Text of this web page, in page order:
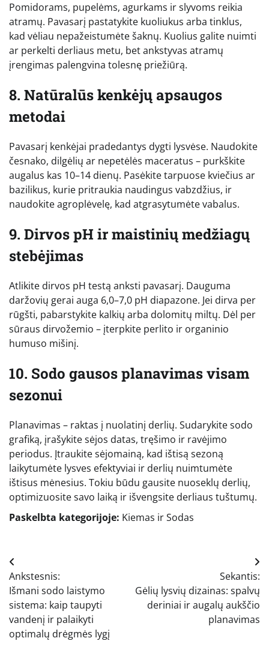
Pomidorams, pupelėms, agurkams ir slyvoms reikia
atramų. Pavasarį pastatykite kuoliukus arba tinklus,
kad vėliau nepažeistumėte šaknų. Kuolius galite nuimti
ar perkelti derliaus metu, bet ankstyvas atramų
įrengimas palengvina tolesnę priežiūrą.
8. Natūralūs kenkėjų apsaugos
metodai
Pavasarį kenkėjai pradedantys dygti lysvėse. Naudokite
česnako, dilgėlių ar nepetėlės maceratus – purkškite
augalus kas 10–14 dienų. Pasėkite tarpuose kviečius ar
bazilikus, kurie pritraukia naudingus vabzdžius, ir
naudokite agroplėvelę, kad atgrasytumėte vabalus.
9. Dirvos pH ir maistinių medžiagų
stebėjimas
Atlikite dirvos pH testą anksti pavasarį. Dauguma
daržovių gerai auga 6,0–7,0 pH diapazone. Jei dirva per
rūgšti, pabarstykite kalkių arba dolomitų miltų. Dėl per
sūraus dirvožemio – įterpkite perlito ir organinio
humuso mišinį.
10. Sodo gausos planavimas visam
sezonui
Planavimas – raktas į nuolatinį derlių. Sudarykite sodo
grafiką, įrašykite sėjos datas, tręšimo ir ravėjimo
periodus. Įtraukite sėjomainą, kad ištisą sezoną
laikytumėte lysves efektyviai ir derlių nuimtumėte
ištisus mėnesius. Tokiu būdu gausite nuoseklų derlių,
optimizuosite savo laiką ir išvengsite derliaus tuštumų.
Paskelbta kategorijoje: Kiemas ir Sodas
Navigacija
tarp
įrašų
Ankstesnis:
Išmani sodo laistymo
sistema: kaip taupyti
vandenį ir palaikyti
optimalų drėgmės lygį
Sekantis:
Gėlių lysvių dizainas: spalvų
deriniai ir augalų aukščio
planavimas